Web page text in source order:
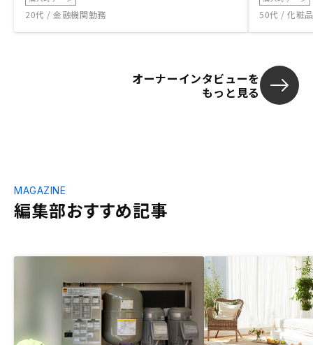
20代 / 金融機関勤務 50代 / 化粧
オーナーインタビューを
もっと見る
編集部おすすめ記事
MAGAZINE